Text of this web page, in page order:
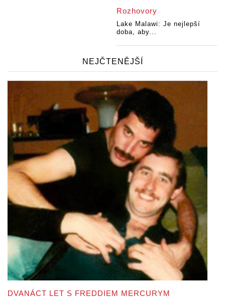
Rozhovory
Lake Malawi: Je nejlepší
doba, aby...
NEJČTENĚJŠÍ
DVANÁCT LET S FREDDIEM MERCURYM